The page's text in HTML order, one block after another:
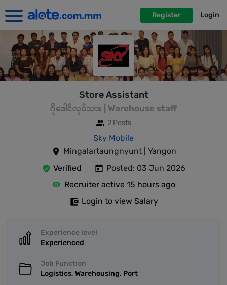
Register Login
Store Assistant
ဂိုဒေါင်လုပ်သား | Warehouse staff
2 Posts
Sky Mobile
Mingalartaungnyunt | Yangon
Verified
Posted: 03 Jun 2026
Recruiter active 15 hours ago
Login to view Salary
Experience level
Experienced
Job Function
Logistics, Warehousing, Port